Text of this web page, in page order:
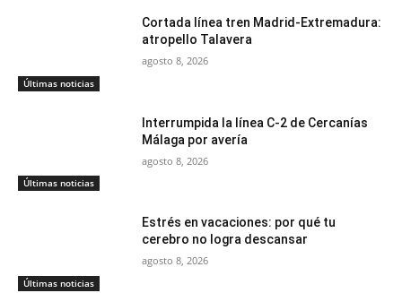
Últimas noticias
Cortada línea tren Madrid-Extremadura:
atropello Talavera
agosto 8, 2026
Últimas noticias
Interrumpida la línea C-2 de Cercanías
Málaga por avería
agosto 8, 2026
Últimas noticias
Estrés en vacaciones: por qué tu
cerebro no logra descansar
agosto 8, 2026